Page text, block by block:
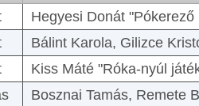
Hegyesi Donát "Pókerező
Bálint Karola, Gilizce
Kiss Máté "Róka-nyúl
Bosznai Tamás, Remete